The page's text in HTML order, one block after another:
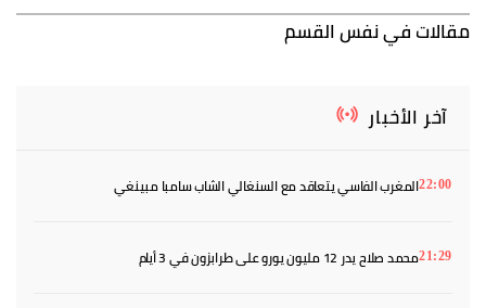
مقالات في نفس القسم
آخر الأخبار
22:00المغرب الفاسي يتعاقد مع السنغالي الشاب سامبا مبينغي
21:29محمد صلاح يدر 12 مليون يورو على طرابزون في 3 أيام